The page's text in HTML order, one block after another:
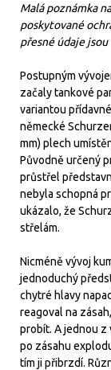
Malá poznámka
poskytované
přesné údaje
Postupným
začaly tankové
variantou
německé
mm) plech
Původně určený
průstřel
nebyla schopná
ukázalo, že
střelám.
Nicméně vývoj
jednoduchý
chytré hlavy
reagoval na
probít. A jednou z
po zásahu
tím ji přibrzdí.